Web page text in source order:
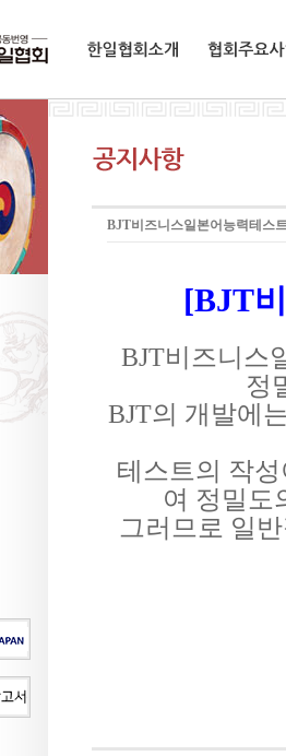
BJT비즈니스일본어능력테스
[BJT
BJT비즈니스
정
BJT의 개발에
테스트의 작
여 정밀도
그러므로 일